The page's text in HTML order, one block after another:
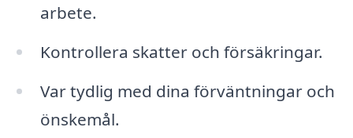
arbete.
Kontrollera skatter och försäkringar.
Var tydlig med dina förväntningar och
önskemål.